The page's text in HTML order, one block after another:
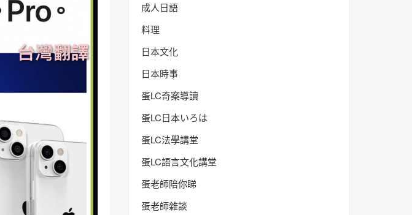
成人日語
料理
日本文化
日本時事
蛋LC奇案導讀
蛋LC日本いろは
蛋LC法學講堂
蛋LC語言文化講堂
蛋老師陪你睇
蛋老師雜談